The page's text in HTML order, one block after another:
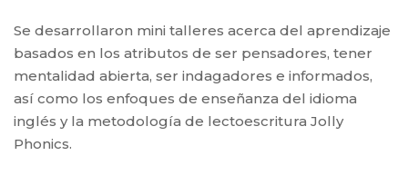
Se desarrollaron mini talleres acerca del aprendizaje
basados en los atributos de ser pensadores, tener
mentalidad abierta, ser indagadores e informados,
así como los enfoques de enseñanza del idioma
inglés y la metodología de lectoescritura Jolly
Phonics.